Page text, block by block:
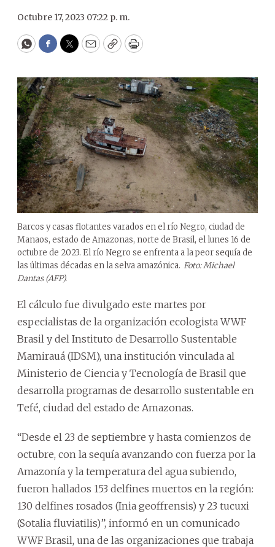
Octubre 17, 2023 07:22 p. m.
WhatsApp
Facebook
Twitter
EmailCopyPrint
Barcos y casas flotantes varados en el río Negro, ciudad de
Manaos, estado de Amazonas, norte de Brasil, el lunes 16 de
octubre de 2023. El río Negro se enfrenta a la peor sequía de
las últimas décadas en la selva amazónica. Foto: Michael
Dantas (AFP).
El cálculo fue divulgado este martes por
especialistas de la organización ecologista WWF
Brasil y del Instituto de Desarrollo Sustentable
Mamirauá (IDSM), una institución vinculada al
Ministerio de Ciencia y Tecnología de Brasil que
desarrolla programas de desarrollo sustentable en
Tefé, ciudad del estado de Amazonas.
“Desde el 23 de septiembre y hasta comienzos de
octubre, con la sequía avanzando con fuerza por la
Amazonía y la temperatura del agua subiendo,
fueron hallados 153 delfines muertos en la región:
130 delfines rosados (Inia geoffrensis) y 23 tucuxi
(Sotalia fluviatilis)”, informó en un comunicado
WWF Brasil, una de las organizaciones que trabaja